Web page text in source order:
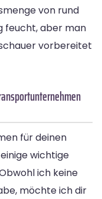
von rund
feucht, aber man
vorbereitet
für deinen
wichtige
ich keine
möchte ich dir